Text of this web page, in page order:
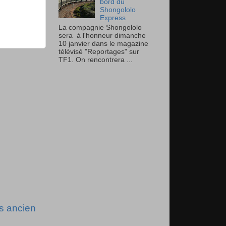
ancien
bord du
Shongololo
Express
La compagnie Shongololo
sera à l'honneur dimanche
10 janvier dans le magazine
télévisé "Reportages" sur
TF1. On rencontrera ...